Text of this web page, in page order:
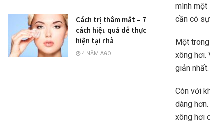
mình một
cần có
Một
xông hơi.
giản nhất.
Còn với
dàng
xông hơi
Cách trị thâm mắt – 7
cách hiệu quả dễ thực
hiện tại nhà
4 NĂM AGO